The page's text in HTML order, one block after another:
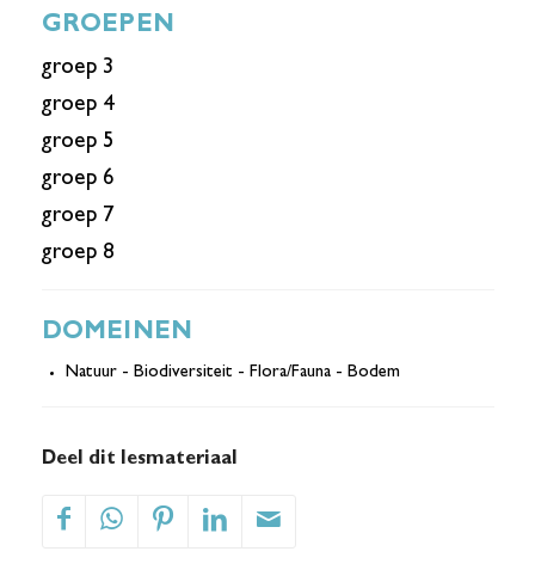
GROEPEN
groep 3
groep 4
groep 5
groep 6
groep 7
groep 8
DOMEINEN
Natuur - Biodiversiteit - Flora/Fauna - Bodem
Deel dit lesmateriaal